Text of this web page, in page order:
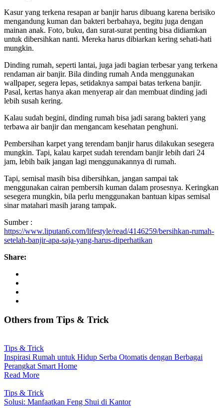
Kasur yang terkena resapan ar banjir harus dibuang karena berisiko
mengandung kuman dan bakteri berbahaya, begitu juga dengan
mainan anak. Foto, buku, dan surat-surat penting bisa didiamkan
untuk dibersihkan nanti. Mereka harus dibiarkan kering sehati-hati
mungkin.
Dinding rumah, seperti lantai, juga jadi bagian terbesar yang terkena
rendaman air banjir. Bila dinding rumah Anda menggunakan
wallpaper, segera lepas, setidaknya sampai batas terkena banjir.
Pasal, kertas hanya akan menyerap air dan membuat dinding jadi
lebih susah kering.
Kalau sudah begini, dinding rumah bisa jadi sarang bakteri yang
terbawa air banjir dan mengancam kesehatan penghuni.
Pembersihan karpet yang terendam banjir harus dilakukan sesegera
mungkin. Tapi, kalau karpet sudah terendam banjir lebih dari 24
jam, lebih baik jangan lagi menggunakannya di rumah.
Tapi, semisal masih bisa dibersihkan, jangan sampai tak
menggunakan cairan pembersih kuman dalam prosesnya. Keringkan
sesegera mungkin, bila perlu menggunakan bantuan kipas semisal
sinar matahari masih jarang tampak.
Sumber :
https://www.liputan6.com/lifestyle/read/4146259/bersihkan-rumah-
setelah-banjir-apa-saja-yang-harus-diperhatikan
Share:
Others from Tips & Trick
Tips & Trick
Inspirasi Rumah untuk Hidup Serba Otomatis dengan Berbagai
Perangkat Smart Home
Read More
Tips & Trick
Solusi: Manfaatkan Feng Shui di Kantor